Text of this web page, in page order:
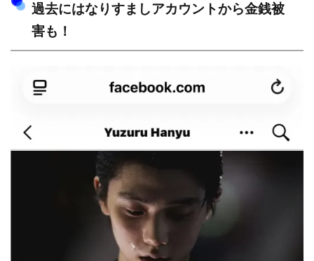
過去にはなりすましアカウントから金銭被
害も！